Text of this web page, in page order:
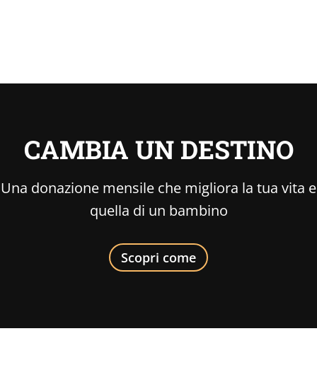
CAMBIA UN DESTINO
Una donazione mensile che migliora la tua vita e
quella di un bambino
Scopri come